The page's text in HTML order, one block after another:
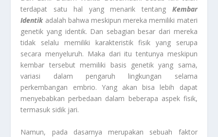
terdapat satu hal yang menarik tentang Kembar
Identikadalah bahwa meskipun mereka memiliki materi
genetik yang identik. Dan sebagian besar dari mereka
tidak selalu memiliki karakteristik fisik yang serupa
secara menyeluruh. Maka dari itu tentunya meskipun
kembar tersebut memiliki basis genetik yang sama,
variasi dalam pengaruh lingkungan selama
perkembangan embrio. Yang akan bisa lebih dapat
menyebabkan perbedaan dalam beberapa aspek fisik,
termasuk sidik jari.
Namun, pada dasarnya merupakan sebuah faktor